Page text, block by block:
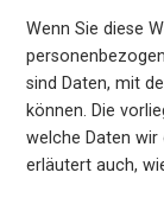
Wenn Sie diese
sind Daten, mit
können. Die
welche Daten
erläutert auch,